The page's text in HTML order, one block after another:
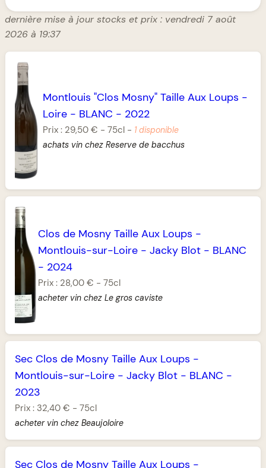
dernière mise à jour stocks et prix : vendredi 7 août
2026 à 19:37
Montlouis "Clos Mosny" Taille Aux Loups -
Loire - BLANC - 2022
Prix : 29,50 € -75cl - 1 disponible
achats vin chez Reserve de bacchus
Clos de Mosny Taille Aux Loups -
Montlouis-sur-Loire -Jacky Blot - BLANC
- 2024
Prix : 28,00 € -75cl
acheter vin chez Le gros caviste
Sec Clos de Mosny Taille Aux Loups -
Montlouis-sur-Loire - Jacky Blot - BLANC -
2023
Prix : 32,40 € - 75cl
acheter vin chez Beaujoloire
Sec Clos de Mosny Taille Aux Loups -